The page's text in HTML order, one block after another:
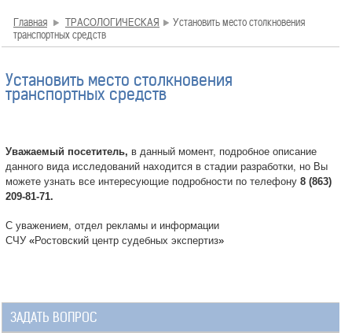
Главная ТРАСОЛОГИЧЕСКАЯ
Установить место столкновения
транспортных средств
Установить место столкновения
транспортных средств
Уважаемый посетитель, в данный момент, подробное описание
данного вида исследований находится в стадии разработки, но Вы
можете узнать все интересующие подробности по телефону 8 (863)
209-81-71.
С уважением, отдел рекламы и информации
СЧУ «Ростовский центр судебных экспертиз»
ЗАДАТЬ ВОПРОС